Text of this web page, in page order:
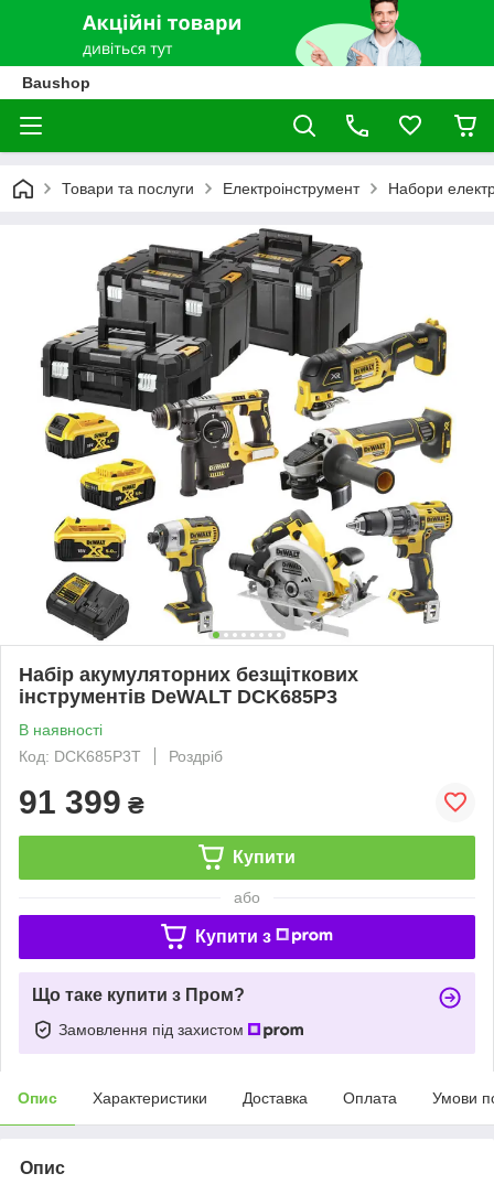
Baushop
Товари та послуги Електроінструмент Набори
Набір акумуляторних безщіткових
інструментів DeWALT DCK685P3
В наявності
Код: DCK685P3T
Роздріб
91 399 ₴
Купити
або
Купити з
Що таке купити з Пром?
Замовлення під захистом
Опис Характеристики Доставка Оплата Умови
Опис